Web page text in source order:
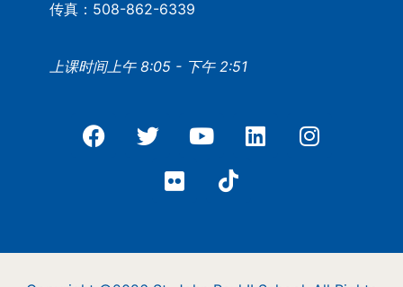
传真：508-862-6339
上课时间上午 8:05 - 下午 2:51